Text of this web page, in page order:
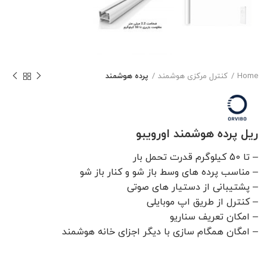
Home کنترل مرکزی هوشمند پرده هوشمند
ریل پرده هوشمند اورویبو
– تا 50 کیلوگرم قدرت تحمل بار
– مناسب پرده های وسط باز شو و کنار باز شو
– پشتیبانی از دستیار های صوتی
– کنترل از طریق اپ موبایلی
– امکان تعریف سناریو
– امگان همگام سازی با دیگر اجزای خانه هوشمند